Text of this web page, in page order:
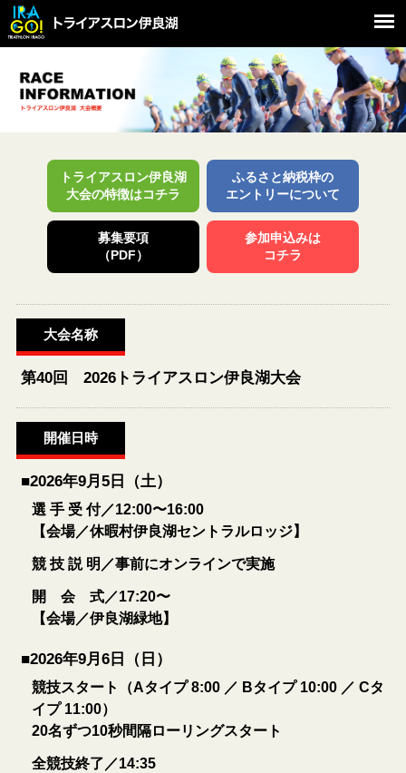
トライアスロン伊良湖
大会の特徴はコチラ
ふるさと納税枠の
エントリーについて
募集要項
（PDF）
参加申込みは
コチラ
大会名称
第40回 2026トライアスロン伊良湖大会
開催日時
■2026年9月5日（土）
選 手 受 付／12:00〜16:00
【会場／休暇村伊良湖セントラルロッジ】
競 技 説 明／事前にオンラインで実施
開 会 式／17:20〜
【会場／伊良湖緑地】
■2026年9月6日（日）
競技スタート（Aタイプ 8:00 ／ Bタイプ 10:00 ／ Cタ
イプ 11:00）
20名ずつ10秒間隔ローリングスタート
全競技終了／14:35